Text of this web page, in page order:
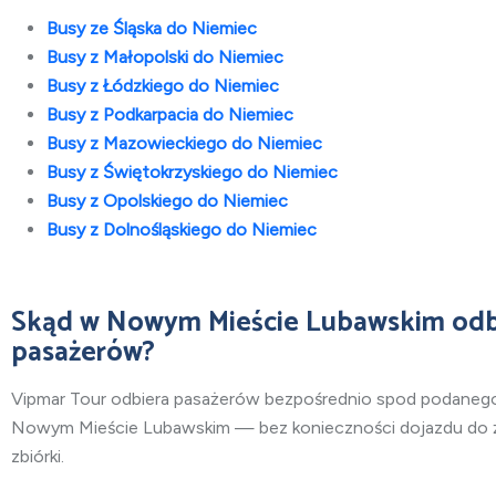
Busy ze Śląska do Niemiec
Busy z Małopolski do Niemiec
Busy z Łódzkiego do Niemiec
Busy z Podkarpacia do Niemiec
Busy z Mazowieckiego do Niemiec
Busy z Świętokrzyskiego do Niemiec
Busy z Opolskiego do Niemiec
Busy z Dolnośląskiego do Niemiec
Skąd w Nowym Mieście Lubawskim
pasażerów?
Vipmar Tour odbiera pasażerów bezpośrednio spod
Nowym Mieście Lubawskim — bez konieczności dojazdu do
zbiórki.